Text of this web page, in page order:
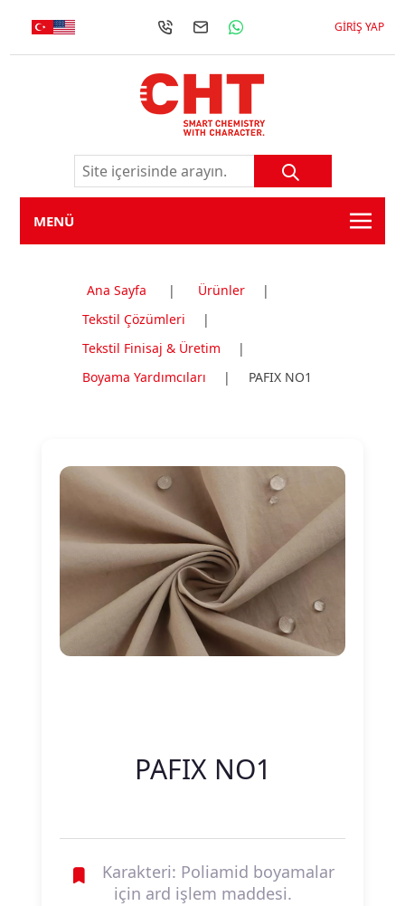
GIRIŞ YAP
MENÜ
Ana Sayfa | Ürünler
|
Tekstil Çözümleri
|
Tekstil Finisaj & Üretim
|
Boyama Yardımcıları
| PAFIX NO1
PAFIX NO1
Karakteri: Poliamid boyamalar
için ard işlem maddesi.